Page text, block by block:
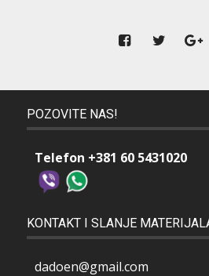
POZOVITE NAS!
Telefon +381 60 5431020
KONTAKT I SLANJE
dadoen@gmail.com